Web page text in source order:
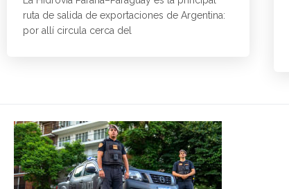
ruta de salida de exportaciones de Argentina:
por allí circula cerca del